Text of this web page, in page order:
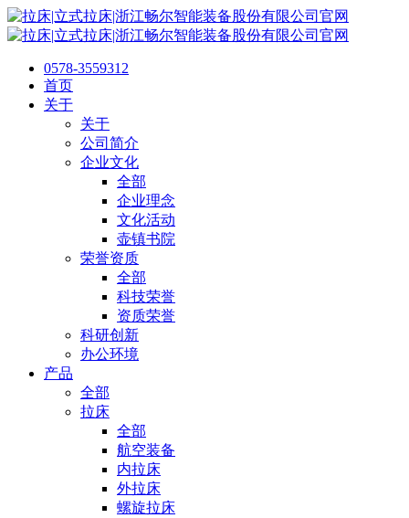
0578-3559312
首页
关于
关于
公司简介
企业文化
全部
企业理念
文化活动
壶镇书院
荣誉资质
全部
科技荣誉
资质荣誉
科研创新
办公环境
产品
全部
拉床
全部
航空装备
内拉床
外拉床
螺旋拉床